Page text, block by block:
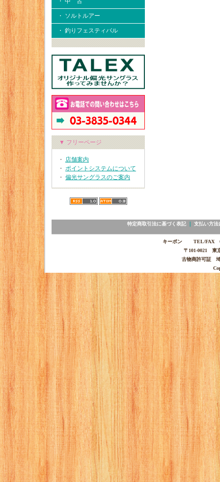
・ ソルトルアー
・ 釣りフェスティバル
▼ フリーページ
・ 店舗案内
・ ポイントシステムについて
・ 偏光サングラスのご案内
特定商取引法に基づく表記｜ 支払い方法
キーポン TEL/FAX
〒101-0021 東
古物商許可証